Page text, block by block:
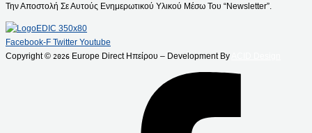
Την Αποστολή Σε Αυτούς Ενημερωτικού Υλικού Μέσω Του “Newsletter”.
Facebook-F Twitter Youtube
Copyright © 2026 Europe Direct Ηπείρου – Development By